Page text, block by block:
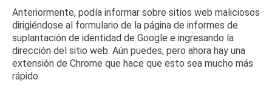
Anteriormente, podía informar sobre sitios web maliciosos
dirigiéndose al formulario de la página de informes de
suplantación de identidad de Google e ingresando la
dirección del sitio web. Aún puedes, pero ahora hay una
extensión de Chrome que hace que esto sea mucho más
rápido.